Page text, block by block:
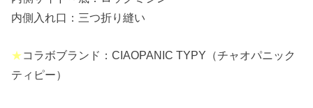
内側入れ口：三つ折り縫い
★コラボブランド：CIAOPANIC TYPY（チャオパニック
ティピー）